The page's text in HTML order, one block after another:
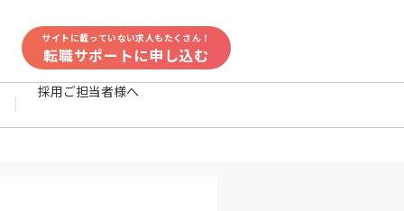
サイトに載っていない求人もたくさん！
転職サポートに申し込む
採用ご担当者様へ